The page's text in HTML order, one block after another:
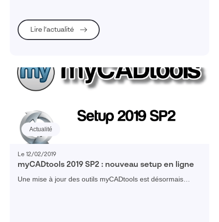
Lire l’actualité
Actualité
Le 12/02/2019
myCADtools 2019 SP2 : nouveau setup en ligne
Une mise à jour des outils myCADtools est désormais